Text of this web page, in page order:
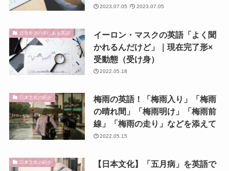
2023.07.05 2023.07.05
日常生活の中にある英語
イーロン・マスクの英語「よく聞
かれるんだけど」｜現在完了形×
受動態（受け身）
2022.05.18
日本文化の紹介
梅雨の英語！「梅雨入り」「梅雨
の晴れ間」「梅雨明け」「梅雨前
線」「梅雨の走り」などを添えて
2022.05.15
日本文化の紹介
【日本文化】「五月病」を英語で